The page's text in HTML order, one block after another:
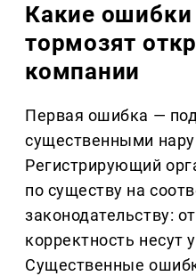
Какие ошибки
тормозят
компании
Первая ошибка —
существенными
Регистрирующий
по существу на
законодательству:
корректность несут
Существенные